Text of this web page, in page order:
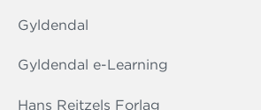
Gyldendal
Gyldendal e-Learning
Hans Reitzels Forlag